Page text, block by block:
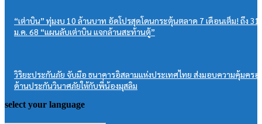
“เต่าบิน” ทุ่มงบ 10 ล้านบาท อัดโปรสุดโดนกระตุ้นตลาด 7 เดือนเต็ม! ถึง 31
ม.ค. 68 “แผนลับเต่าบิน แจกล้านสะท้านตู้”
วิริยะประกันภัย จับมือ ธนาคารอิสลามแห่งประเทศไทย ส่งมอบความคุ้มครอ
ด้านประกันวินาศภัยให้กับพี่น้องมุสลิม
select your language